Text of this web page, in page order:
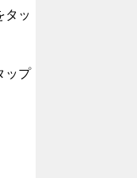
タッ
ップ